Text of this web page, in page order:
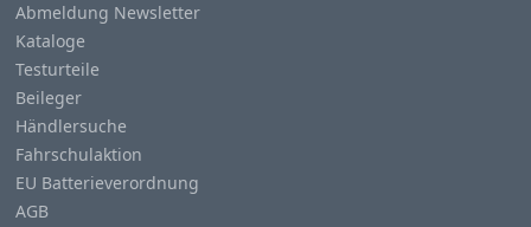
Abmeldung Newsletter
Kataloge
Testurteile
Beileger
Händlersuche
Fahrschulaktion
EU Batterieverordnung
AGB